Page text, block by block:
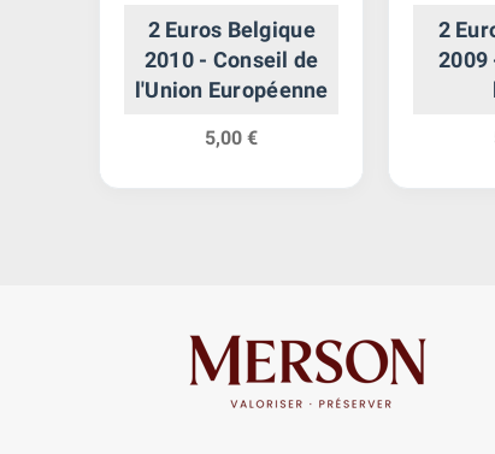
2 Euros Belgique
2010 - Conseil de
l'Union Européenne
5,00 €
2
2009